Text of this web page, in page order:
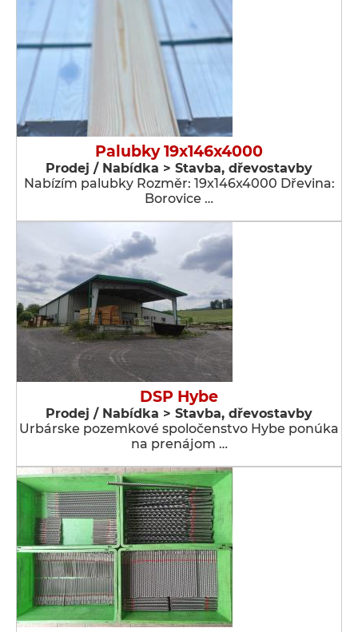
Palubky 19x146x4000
Prodej / Nabídka > Stavba, dřevostavby
Nabízím palubky Rozměr: 19x146x4000 Dřevina:
Borovice …
DSP Hybe
Prodej / Nabídka > Stavba, dřevostavby
Urbárske pozemkové spoločenstvo Hybe ponúka
na prenájom …